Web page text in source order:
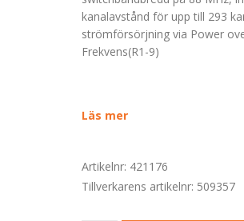
kanalavstånd för upp till 293
strömförsörjning via Power
Frekvens(R1-9)
Läs mer
Artikelnr: 421176
Tillverkarens artikelnr: 509357